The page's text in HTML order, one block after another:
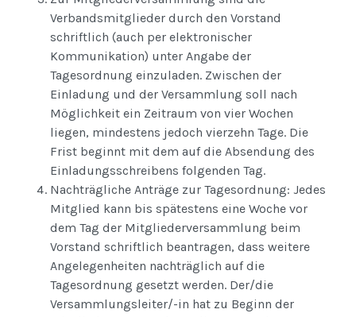
Verbandsmitglieder durch den Vorstand
schriftlich (auch per elektronischer
Kommunikation) unter Angabe der
Tagesordnung einzuladen. Zwischen der
Einladung und der Versammlung soll nach
Möglichkeit ein Zeitraum von vier Wochen
liegen, mindestens jedoch vierzehn Tage. Die
Frist beginnt mit dem auf die Absendung des
Einladungsschreibens folgenden Tag.
Nachträgliche Anträge zur Tagesordnung: Jedes
Mitglied kann bis spätestens eine Woche vor
dem Tag der Mitgliederversammlung beim
Vorstand schriftlich beantragen, dass weitere
Angelegenheiten nachträglich auf die
Tagesordnung gesetzt werden. Der/die
Versammlungsleiter/-in hat zu Beginn der